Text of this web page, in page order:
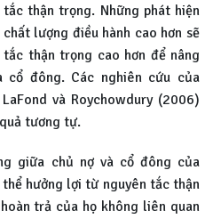
thận trọng. Những phát hiện
lượng điều hành cao hơn sẽ
thận trọng cao hơn để nâng
cổ đông. Các nghiên cứu của
và Roychowdury (2006)
tương tự.
giữa chủ nợ và cổ đông của
hưởng lợi từ nguyên tắc thận
trả của họ không liên quan